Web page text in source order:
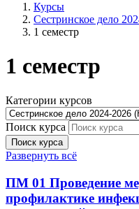
Курсы
Сестринское дело
1 семестр
1 семестр
Категории курсов
Поиск курса
Поиск курса
Развернуть всё
ПМ 01 Проведение
профилактике